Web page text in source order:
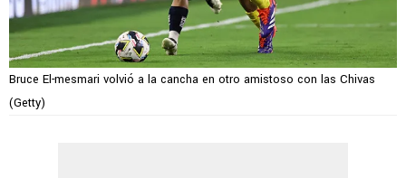
Bruce El-mesmari volvió a la cancha en otro amistoso con las Chivas
(Getty)